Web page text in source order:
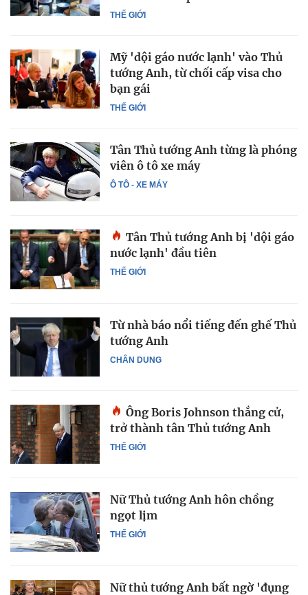
THẾ GIỚI
THẾ GIỚI
Mỹ 'dội gáo nước lạnh' vào Thủ
tướng Anh, từ chối cấp visa cho
bạn gái
Ô TÔ - XE MÁY
Tân Thủ tướng Anh từng là phóng
viên ô tô xe máy
THẾ GIỚI
Tân Thủ tướng Anh bị 'dội gáo
nước lạnh' đầu tiên
CHÂN DUNG
Từ nhà báo nổi tiếng đến ghế Thủ
tướng Anh
THẾ GIỚI
Ông Boris Johnson thắng cử,
trở thành tân Thủ tướng Anh
THẾ GIỚI
Nữ Thủ tướng Anh hôn chồng
ngọt lịm
Nữ thủ tướng Anh bất ngờ 'đụng